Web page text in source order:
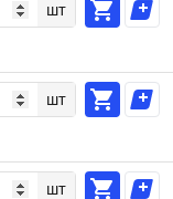
шт
шт
шт